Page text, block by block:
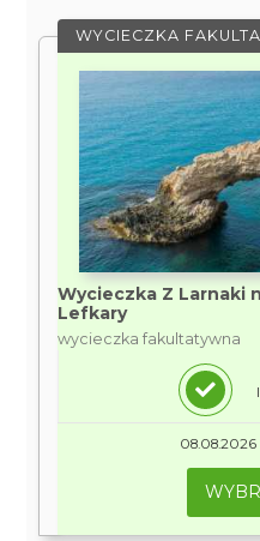
WYCIECZKA
Wycieczka Z Larnaki
Lefkary
wycieczka fakultatywna
08.08.2026